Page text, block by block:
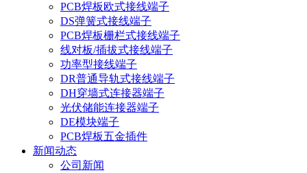
PCB焊板欧式接线端子
DS弹簧式接线端子
PCB焊板栅栏式接线端子
线对板/插拔式接线端子
功率型接线端子
DR普通导轨式接线端子
DH穿墙式连接器端子
光伏储能连接器端子
DE模块端子
PCB焊板五金插件
新闻动态
公司新闻